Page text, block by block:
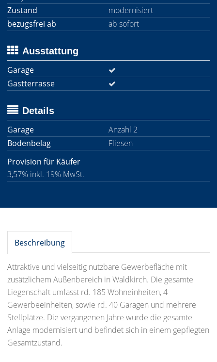
Zustand
modernisiert
bezugsfrei ab
ab sofort
Ausstattung
Garage
Gastterrasse
Details
Garage
Anzahl 2
Bodenbelag
Fliesen
Provision für Käufer
3,57% inkl. 19% MwSt.
Beschreibung
Attraktive und vielseitig nutzbare Gewerbefläche mit
zusätzlichem Außenbereich in Waldkirch. Die gesamte
Liegenschaft umfasst rd. 185 Wohneinheiten, 4
Gewerbeeinheiten, sowie rd. 40 Garagen und mehrere
Stellplätze. Die vergangenen Jahre wurde die gesamte
Anlage modernisiert und befindet sich in einem gepflegten
Gesamtzustand.